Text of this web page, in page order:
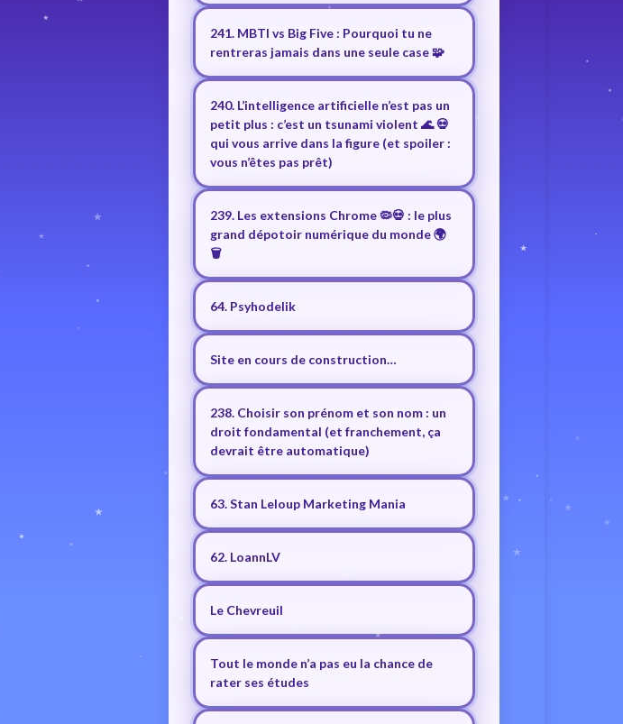
241. MBTI vs Big Five : Pourquoi tu ne
rentreras jamais dans une seule case 🧩
240. L’intelligence artificielle n’est pas un
petit plus : c’est un tsunami violent 🌊 💀
qui vous arrive dans la figure (et spoiler :
vous n’êtes pas prêt)
239. Les extensions Chrome 🦠💀 : le plus
grand dépotoir numérique du monde 🌍
🗑️
64. Psyhodelik
Site en cours de construction…
238. Choisir son prénom et son nom : un
droit fondamental (et franchement, ça
devrait être automatique)
63. Stan Leloup Marketing Mania
62. LoannLV
Le Chevreuil
Tout le monde n’a pas eu la chance de
rater ses études